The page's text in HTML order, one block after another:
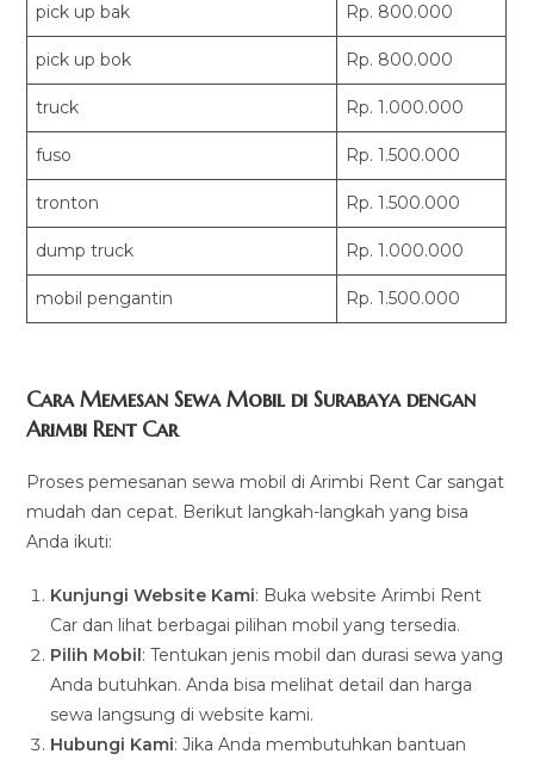
pick up bak Rp. 800.000
pick up bok Rp. 800.000
truck Rp. 1.000.000
fuso Rp. 1.500.000
tronton Rp. 1.500.000
dump truck Rp. 1.000.000
mobil pengantin Rp. 1.500.000
Cara Memesan Sewa Mobil di Surabaya dengan
Arimbi Rent Car
Proses pemesanan sewa mobil di Arimbi Rent Car sangat
mudah dan cepat. Berikut langkah-langkah yang bisa
Anda ikuti:
Kunjungi Website Kami: Buka website Arimbi Rent
Car dan lihat berbagai pilihan mobil yang tersedia.
Pilih Mobil: Tentukan jenis mobil dan durasi sewa yang
Anda butuhkan. Anda bisa melihat detail dan harga
sewa langsung di website kami.
Hubungi Kami: Jika Anda membutuhkan bantuan